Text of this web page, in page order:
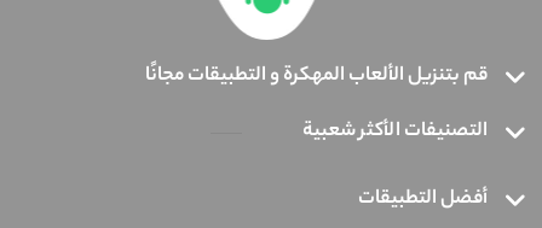
قم بتنزيل الألعاب المهكرة و التطبيقات مجانًا
التصنيفات الأكثر شعبية
أفضل التطبيقات